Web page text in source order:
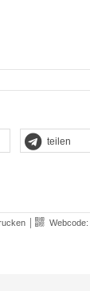
teilen
Webcode: